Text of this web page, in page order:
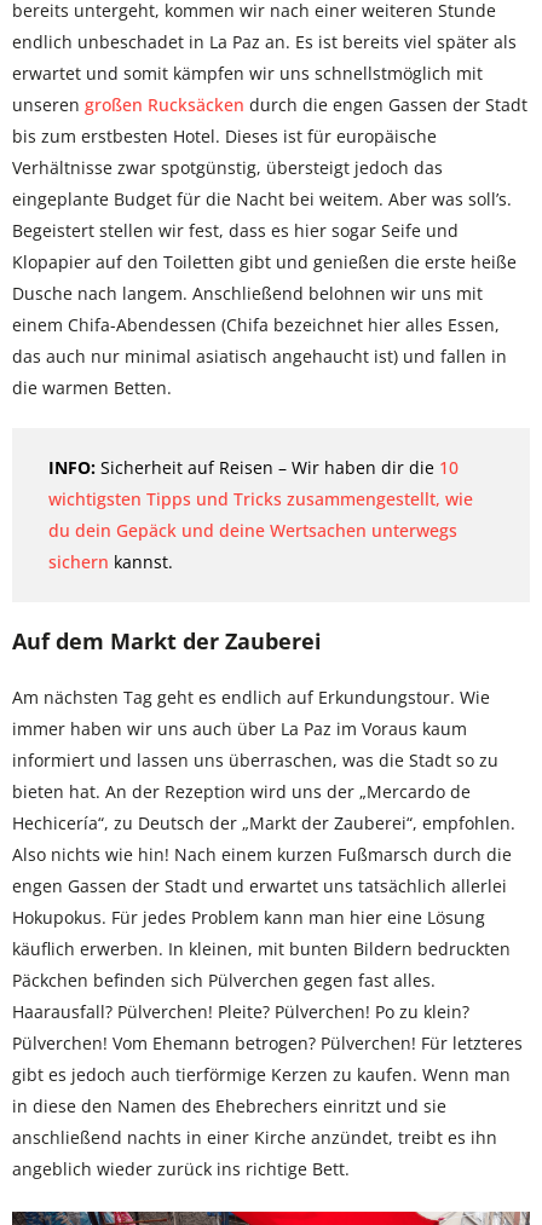
bereits untergeht, kommen wir nach einer weiteren Stunde
endlich unbeschadet in La Paz an. Es ist bereits viel später als
erwartet und somit kämpfen wir uns schnellstmöglich mit
unseren großen Rucksäcken durch die engen Gassen der Stadt
bis zum erstbesten Hotel. Dieses ist für europäische
Verhältnisse zwar spotgünstig, übersteigt jedoch das
eingeplante Budget für die Nacht bei weitem. Aber was soll’s.
Begeistert stellen wir fest, dass es hier sogar Seife und
Klopapier auf den Toiletten gibt und genießen die erste heiße
Dusche nach langem. Anschließend belohnen wir uns mit
einem Chifa-Abendessen (Chifa bezeichnet hier alles Essen,
das auch nur minimal asiatisch angehaucht ist) und fallen in
die warmen Betten.
INFO: Sicherheit auf Reisen – Wir haben dir die 10
wichtigsten Tipps und Tricks zusammengestellt, wie
du dein Gepäck und deine Wertsachen unterwegs
sichern kannst.
Auf dem Markt der Zauberei
Am nächsten Tag geht es endlich auf Erkundungstour. Wie
immer haben wir uns auch über La Paz im Voraus kaum
informiert und lassen uns überraschen, was die Stadt so zu
bieten hat. An der Rezeption wird uns der „Mercardo de
Hechicería“, zu Deutsch der „Markt der Zauberei“, empfohlen.
Also nichts wie hin! Nach einem kurzen Fußmarsch durch die
engen Gassen der Stadt und erwartet uns tatsächlich allerlei
Hokupokus. Für jedes Problem kann man hier eine Lösung
käuflich erwerben. In kleinen, mit bunten Bildern bedruckten
Päckchen befinden sich Pülverchen gegen fast alles.
Haarausfall? Pülverchen! Pleite? Pülverchen! Po zu klein?
Pülverchen! Vom Ehemann betrogen? Pülverchen! Für letzteres
gibt es jedoch auch tierförmige Kerzen zu kaufen. Wenn man
in diese den Namen des Ehebrechers einritzt und sie
anschließend nachts in einer Kirche anzündet, treibt es ihn
angeblich wieder zurück ins richtige Bett.